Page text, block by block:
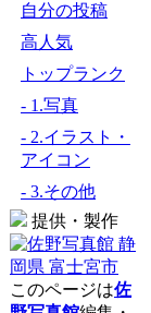
自分の投稿
高人気
トップランク
- 1.写真
- 2.イラスト・
アイコン
- 3.その他
提供・製作
このページは佐